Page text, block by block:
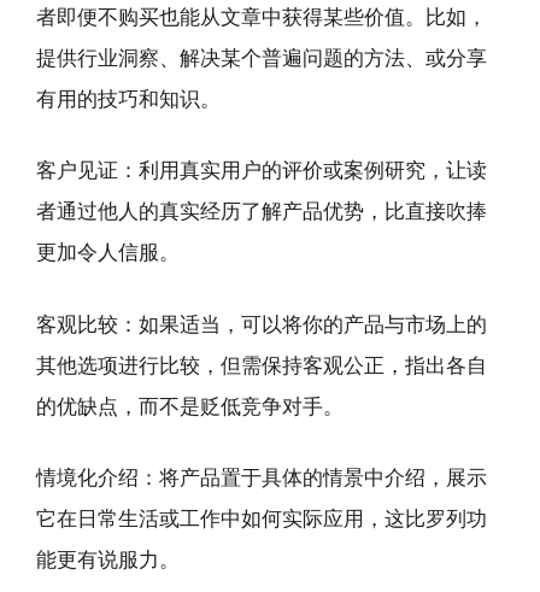
者即便不购买也能从文章中获得某些价值。比如，
提供行业洞察、解决某个普遍问题的方法、或分享
有用的技巧和知识。
客户见证：利用真实用户的评价或案例研究，让读
者通过他人的真实经历了解产品优势，比直接吹捧
更加令人信服。
客观比较：如果适当，可以将你的产品与市场上的
其他选项进行比较，但需保持客观公正，指出各自
的优缺点，而不是贬低竞争对手。
情境化介绍：将产品置于具体的情景中介绍，展示
它在日常生活或工作中如何实际应用，这比罗列功
能更有说服力。